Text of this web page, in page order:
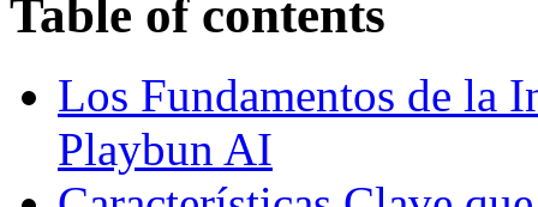
Table of contents
Los Fundamentos de la
Playbun AI